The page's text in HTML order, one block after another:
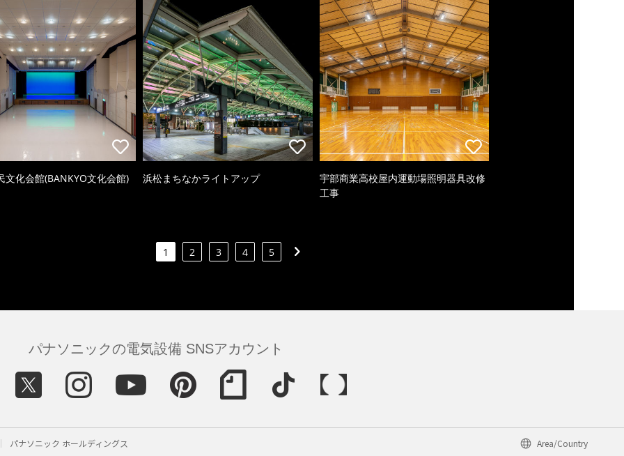
文化会館(BANKYO文化会館) 浜松まちなかライトアップ
宇部商業高校屋内運動場照明器具改修
工事
1 2 3 4 5
パナソニックの電気設備 SNSアカウント
パナソニック ホールディングス Area/Country